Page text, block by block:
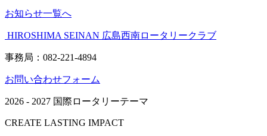
お知らせ一覧へ
HIROSHIMA SEINAN 広島西南ロータリークラブ
事務局：082-221-4894
お問い合わせフォーム
2026 - 2027 国際ロータリーテーマ
CREATE LASTING IMPACT